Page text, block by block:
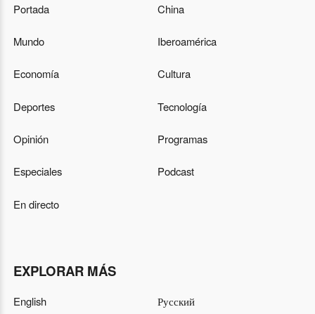
Portada China
Mundo Iberoamérica
Economía Cultura
Deportes Tecnología
Opinión Programas
Especiales Podcast
En directo
EXPLORAR MÁS
English
Русский